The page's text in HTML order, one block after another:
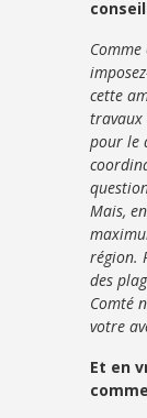
cette
travaux
pour le
Mais,
région.
des
Comté
votre
Et en